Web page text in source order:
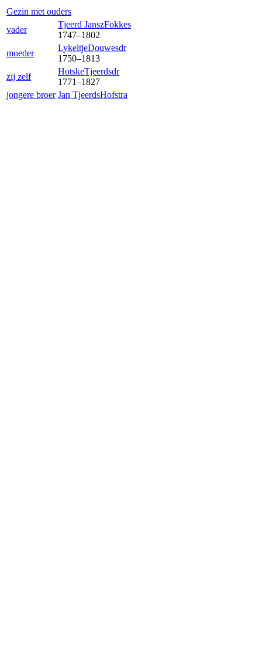
Gezin met ouders
vader
Tjeerd JanszFokkes
1747–1802
moeder
LykeltjeDouwesdr
1750–1813
zij zelf
HotskeTjeerdsdr
1771–1827
jongere broer Jan TjeerdsHofstra